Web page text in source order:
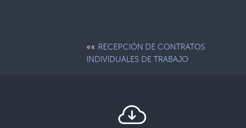
«« RECEPCIÓN DE CONTRATOS
INDIVIDUALES DE TRABAJO